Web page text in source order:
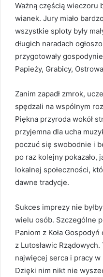
Ważną częścią wieczoru
wianek. Jury miało
wszystkie sploty były
długich naradach
przygotowały
Papieży, Grabicy,
Zanim zapadł zmrok,
spędzali na wspólnym
Piękna przyroda wokół
przyjemna dla ucha
poczuć się swobodnie i
po raz kolejny pokazało,
lokalnej społeczności,
dawne tradycje.
Sukces imprezy nie
wielu osób. Szczególne
Paniom z Koła
z Lutosławic Rządowych.
najwięcej serca i pracy
Dzięki nim nikt nie